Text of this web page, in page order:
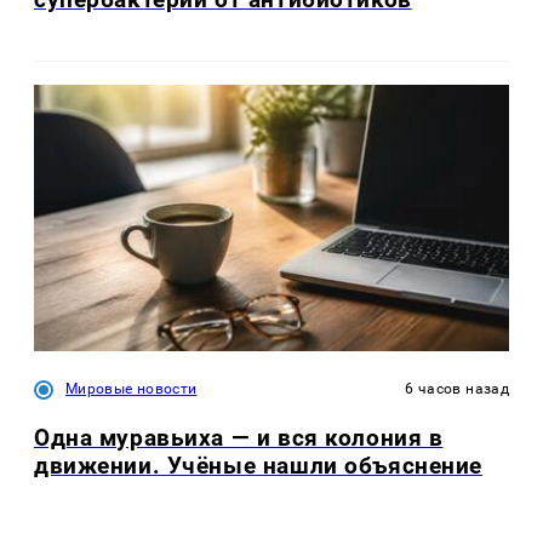
Мировые новости 6 часов назад
Одна муравьиха — и вся колония в
движении. Учёные нашли объяснение